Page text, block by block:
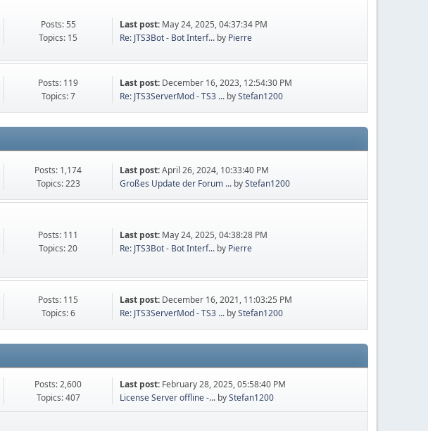
Posts: 55
Topics: 15
Last post: May 24, 2025, 04:37:34 PM
Re: JTS3Bot - Bot Interf... by Pierre
Posts: 119
Topics: 7
Last post: December 16, 2023, 12:54:30 PM
Re: JTS3ServerMod - TS3 ... byStefan1200
Posts: 1,174
Topics: 223
Last post:April 26, 2024, 10:33:40 PM
Großes Update der Forum ... byStefan1200
Posts: 111
Topics: 20
Last post: May 24, 2025, 04:38:28 PM
Re: JTS3Bot - Bot Interf... by Pierre
Posts: 115
Topics: 6
Last post: December 16, 2021, 11:03:25 PM
Re: JTS3ServerMod - TS3 ... byStefan1200
Posts: 2,600
Topics: 407
Last post: February 28, 2025, 05:58:40 PM
License Server offline -... byStefan1200